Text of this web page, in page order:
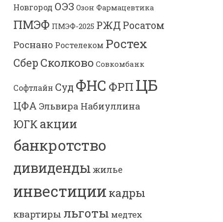
Новгород ОЭЗ Озон Фармацевтика
ПМЭФ ПМЭФ-2025 РЖД Росатом
Роснано Ростелеком Ростех
Сбер Сколково Совкомбанк
Софтлайн Суд ФНС ФРП ЦБ
ЦФА Эльвира Набиуллина
ЮГК акции
банкротство
дивиденды жилье
инвестиции кадры
квартиры льготы медтех